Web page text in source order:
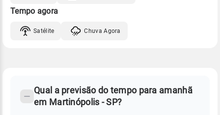
Tempo agora
Satélite Chuva Agora
Perguntas
Qual a previsão do tempo para amanhã
em Martinópolis - SP?